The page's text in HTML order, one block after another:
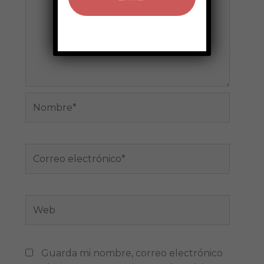
electrónico*
Guarda mi nombre, correo electrónico